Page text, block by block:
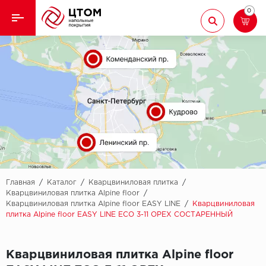
Назад
Кварцвиниловая плитка
Назад
Aberhof
Adelar
Alfa
AllureFloor
Aquamax
Ламинат
Ковролин
Линолеум
Паркет
Паркетная доска
Подложка
0
Главная / Каталог / Кварцвиниловая плитка
/
Кварцвиниловая плитка Alpine floor
/
Кварцвиниловая плитка Alpine floor EASY LINE
/
Кварцвиниловая
плитка Alpine floor EASY LINE ЕСО 3-11 ОРЕХ СОСТАРЕННЫЙ
Кварцвиниловая плитка Alpine floor